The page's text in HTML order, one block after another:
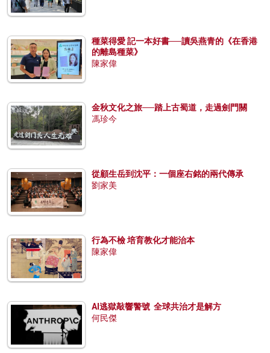
種菜得愛 記一本好書──讀吳燕青的《在香港
的離島種菜》
陳家偉
金秋文化之旅──踏上古蜀道，走過劍門關
馮珍今
從顧生岳到沈平：一個座右銘的兩代傳承
劉家美
行為不檢 培育教化才能治本
陳家偉
AI逃獄敲響警號 全球共治才是解方
何民傑